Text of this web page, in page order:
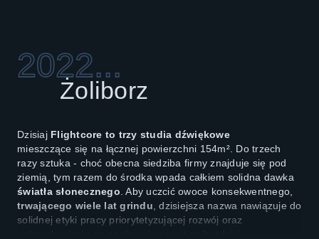
2022...
Żoliborz
Dzisiaj Flightcore to trzy studia dźwiękowe
mieszczące się na łącznej powierzchni 154m². Do trzech
razy sztuka ‑ choć obecna siedziba firmy znajduje się pod
ziemią, tym razem do środka wpada całkiem solidna dawka
światła słonecznego . Aby uczcić owoce konsekwentnego,
trwającego wiele lat grindu , dzisiejsza nazwa nawiązuje do
solidnej etyki pracy priorytetyzującej rozwój oraz